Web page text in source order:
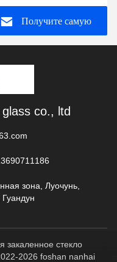
Получите самую
co., ltd
зона, Луочунь,
закаленное стекло
2026 foshan nanhai